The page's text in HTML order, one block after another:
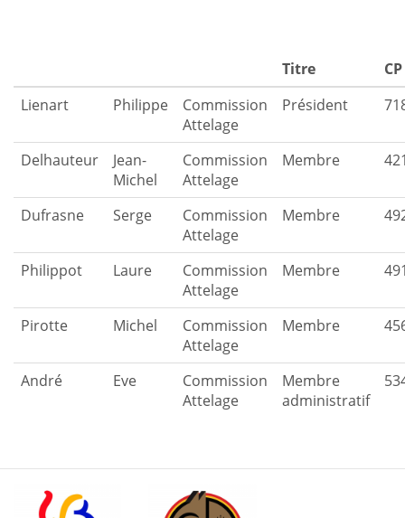
Titre
CP
Lienart
Philippe
Commission
Attelage
Président
Delhauteur
Jean-
Michel
Commission
Attelage
Membre
Dufrasne Serge
Commission
Attelage
Membre
Philippot Laure
Commission
Attelage
Membre
Pirotte Michel
Commission
Attelage
Membre
André Eve
Commission
Attelage
Membre
administratif